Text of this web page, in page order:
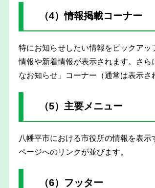
（4）情報掲載コーナー
特にお知らせしたい情報をピックア
情報や新着情報が表示されます。さ
なお知らせ」コーナー（通常は表示さ
（5）主要メニュー
八幡平市における市役所の情報を表
ページへのリンクが並びます。
（6）フッター